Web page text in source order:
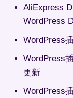
AliExpress
WordPress
WordPress
WordPress
更新
WordPress